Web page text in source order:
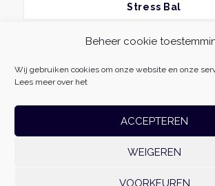
Beheer cookie
Wij gebruiken cookies om onze website en onze
Lees meer over het
ACCEPTEREN
WEIGEREN
VOORKEUREN
Stress Bal
| Vliehors 25 | 8223 CZ |